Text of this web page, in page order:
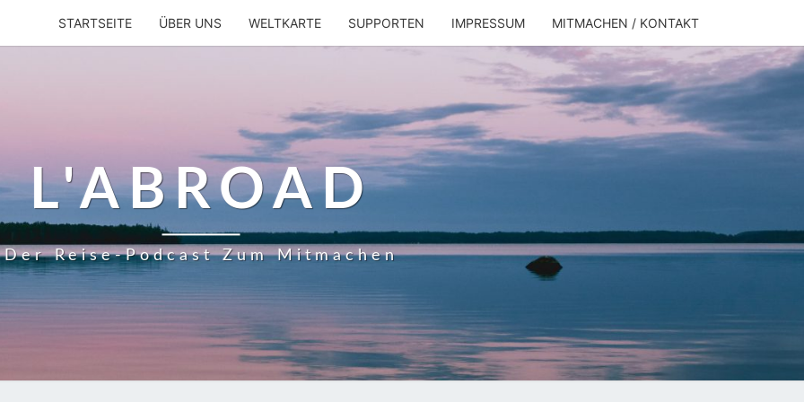
STARTSEITE ÜBER UNS WELTKARTE SUPPORTEN IMPRESSUM MITMACHEN / KONTAKT
L'ABROAD
Der Reise-Podcast Zum Mitmachen